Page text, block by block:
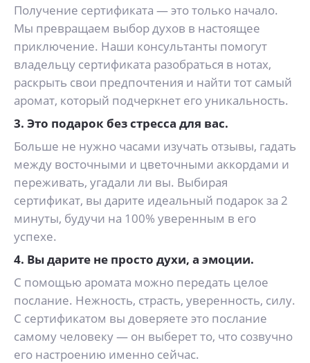
Получение сертификата — это только начало.
Мы превращаем выбор духов в настоящее
приключение. Наши консультанты помогут
владельцу сертификата разобраться в нотах,
раскрыть свои предпочтения и найти тот самый
аромат, который подчеркнет его уникальность.
3. Это подарок без стресса для вас.
Больше не нужно часами изучать отзывы, гадать
между восточными и цветочными аккордами и
переживать, угадали ли вы. Выбирая
сертификат, вы дарите идеальный подарок за 2
минуты, будучи на 100% уверенным в его
успехе.
4. Вы дарите не просто духи, а эмоции.
С помощью аромата можно передать целое
послание. Нежность, страсть, уверенность, силу.
С сертификатом вы доверяете это послание
самому человеку — он выберет то, что созвучно
его настроению именно сейчас.